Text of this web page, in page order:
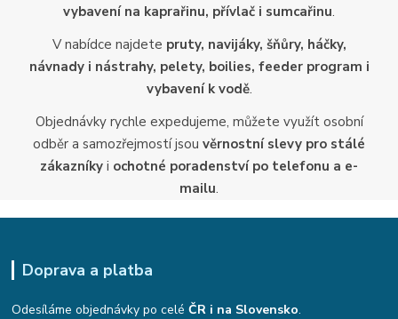
vybavení na kaprařinu, přívlač i sumcařinu.
V nabídce najdete pruty, navijáky, šňůry, háčky,
návnady i nástrahy, pelety, boilies, feeder program i
vybavení k vodě.
Objednávky rychle expedujeme, můžete využít osobní
odběr a samozřejmostí jsou věrnostní slevy pro stálé
zákazníky i ochotné poradenství po telefonu a e-
mailu.
Doprava a platba
Odesíláme objednávky po celéČR i na Slovensko.